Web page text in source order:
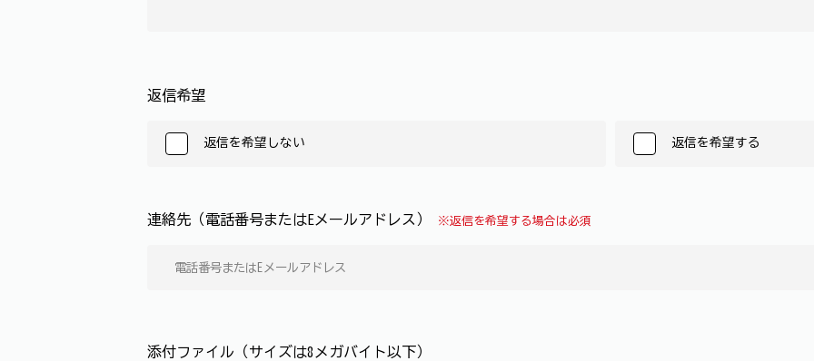
返信希望
返信を希望しない 返信を希望する
連絡先（電話番号またはEメールアドレス） ※返信を希望する場合は必須
添付ファイル（サイズは8メガバイト以下）